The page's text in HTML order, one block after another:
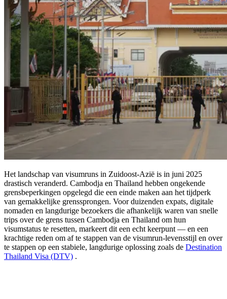
Het landschap van visumruns in Zuidoost-Azië is in juni 2025
drastisch veranderd. Cambodja en Thailand hebben ongekende
grensbeperkingen opgelegd die een einde maken aan het tijdperk
van gemakkelijke grenssprongen. Voor duizenden expats, digitale
nomaden en langdurige bezoekers die afhankelijk waren van snelle
trips over de grens tussen Cambodja en Thailand om hun
visumstatus te resetten, markeert dit een echt keerpunt — en een
krachtige reden om af te stappen van de visumrun-levensstijl en over
te stappen op een stabiele, langdurige oplossing zoals de Destination
Thailand Visa (DTV) .